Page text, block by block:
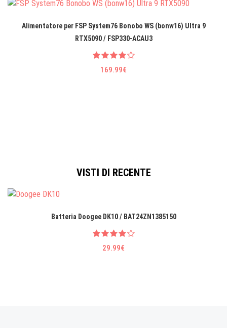
Alimentatore per FSP System76 Bonobo WS (bonw16) Ultra 9
RTX5090 / FSP330-ACAU3
169.99€
VISTI DI RECENTE
Batteria Doogee DK10 / BAT24ZN1385150
29.99€